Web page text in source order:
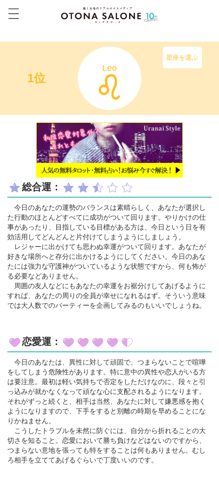
1位
Leo
星座を選ぶ
総合運：
今日のあなたの運勢のバランスは素晴らしく、あなたが選択し
た行動のほとんどすべてに成功がついて回ります。やりかけの仕
事があったり、目指している目標がある方は、今日という日を有
効活用してどんどんと片付けてしまうようにしましょう。
レジャーに出かけても思わぬ幸運がついて回ります。あなたが
好きな場所へと存分に出かけるようにしてください。今日のあな
たには強力な守護神がついているような状態ですから、何も怖が
る必要などありません。
周囲の友人などにもあなたの幸運をお裾分けしてあげるように
すれば、あなたの周りの全員が幸せになれるはず。そういう意味
では大人数でのパーティーを企画してみるのもいいでしょうね。
恋愛運：
今日のあなたは、異性に対して頑固で、つまらないことで喧嘩
をしてしまう危険性があります。特に意中の異性や恋人がいる方
は要注意。最初は軽い気持ちで否定をしただけなのに、段々と引
っ込みが就かなくなって頑なな心に支配されるようになります。
それがずっと続くと、相手は当然、あなたに対して嫌悪感を抱く
ようになりますので、下手をすると別離の時期を早めることにな
りかねません。
こうしたトラブルを未然に防ぐには、自分から折れることの大
切さを知ること。恋愛において勝ち負けなどはないのですから、
つまらない意地を張っても特をすることは何もありません。むし
ろ相手を立ててあげるぐらいで丁度いいのです。